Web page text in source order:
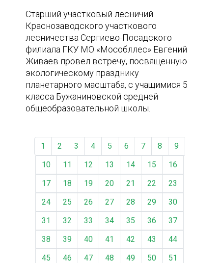
Старший участковый лесничий
Краснозаводского участкового
лесничества Сергиево-Посадского
филиала ГКУ МО «Мособллес» Евгений
Живаев провел встречу, посвященную
экологическому празднику
планетарного масштаба, с учащимися 5
класса Бужаниновской средней
общеобразовательной школы.
1 2 3 4 5 6 7 8
9
10
11 12 13 14 15
16
17
18 19 20 21 22
23
24
25 26 27 28 29
30
31
32 33 34 35 36
37
38
39 40 41 42 43
44
45
46 47 48 49 50
51